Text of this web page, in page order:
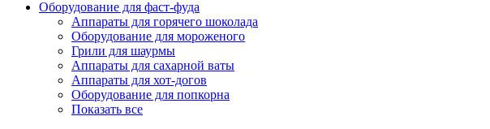
Оборудование для фаст-фуда
Аппараты для горячего шоколада
Оборудование для мороженого
Грили для шаурмы
Аппараты для сахарной ваты
Аппараты для хот-догов
Оборудование для попкорна
Показать все